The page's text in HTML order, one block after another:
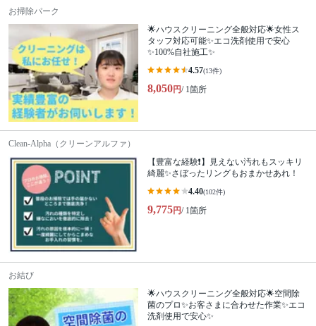
お掃除パーク
🌟ハウスクリーニング全般対応🌟女性ス
タッフ対応可能✨エコ洗剤使用で安心
✨100%自社施工✨
4.57(13件)
8,050円/ 1箇所
Clean-Alpha（クリーンアルファ）
【豊富な経験❗️】見えない汚れもスッキリ
綺麗✨さぼったリングもおまかせあれ！
4.40(102件)
9,775円/ 1箇所
お結び
🌟ハウスクリーニング全般対応🌟空間除
菌のプロ✨お客さまに合わせた作業✨エコ
洗剤使用で安心✨